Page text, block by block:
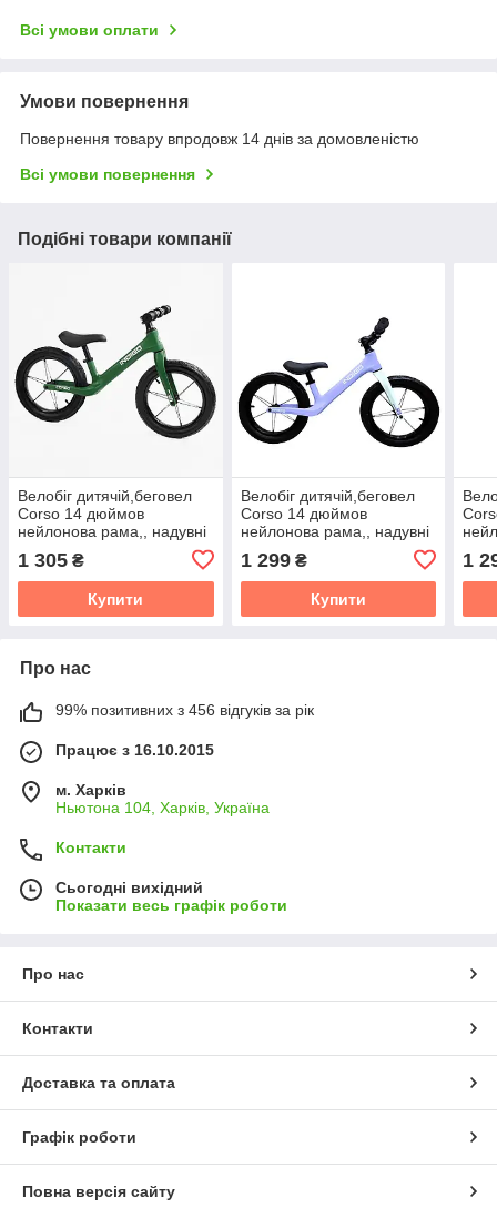
Всі умови оплати
Умови повернення
Повернення товару впродовж 14 днів за домовленістю
Всі умови повернення
Подібні товари компанії
Велобіг дитячій,беговел
Corso 14 дюймов
нейлонова рама,, надувні
1 305 ₴
Купити
Велобіг дитячій,беговел
Corso 14 дюймов
нейлонова рама,, надувні
1 299₴
Купити
1
Про нас
99% позитивних з 456 відгуків за рік
Працює з 16.10.2015
м. Харків
Ньютона 104, Харків, Україна
Контакти
Сьогодні вихідний
Показати весь графік роботи
Про нас
Контакти
Доставка та оплата
Графік роботи
Повна версія сайту